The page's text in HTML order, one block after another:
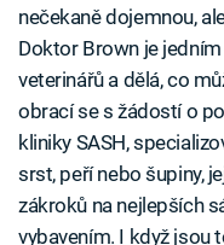
nečekaně dojemnou,
Doktor Brown je
veterinářů a dělá, co
obrací se s žádostí o
kliniky SASH,
srst, peří nebo šupiny,
zákroků na nejlepších
vybavením. I když jsou